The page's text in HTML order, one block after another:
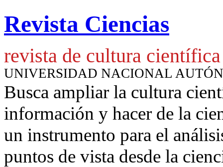
Revista Ciencias
revista de cultura científica
UNIVERSIDAD NACIONAL
Busca ampliar la cultura
información y hacer de la
un instrumento para el
puntos de vista desde la